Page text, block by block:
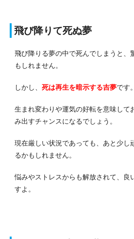
飛び降りて死ぬ夢
飛び降りる夢の中で死んでしまうと、
もしれません。
しかし、 死は再生を暗示する吉夢です。
生まれ変わりや運気の好転を意味して
み出すチャンスになるでしょう。
現在厳しい状況であっても、あと少し
るかもしれません。
悩みやストレスからも解放されて、良
すよ。